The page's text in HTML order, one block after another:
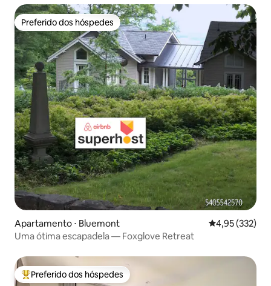
Preferido dos hóspedes
Preferido dos hóspedes
Apartamento ⋅ Bluemont 4,95 de uma
4,95 (332)
Uma ótima escapadela — Foxglove Retreat
Entre os melhores preferidos dos hóspedes
Preferido dos hóspedes